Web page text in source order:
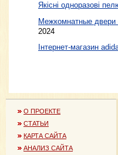
Якісні одноразові
Межкомнатные двери
2024
Інтернет-магазин
О ПРОЕКТЕ
СТАТЬИ
КАРТА САЙТА
АНАЛИЗ САЙТА